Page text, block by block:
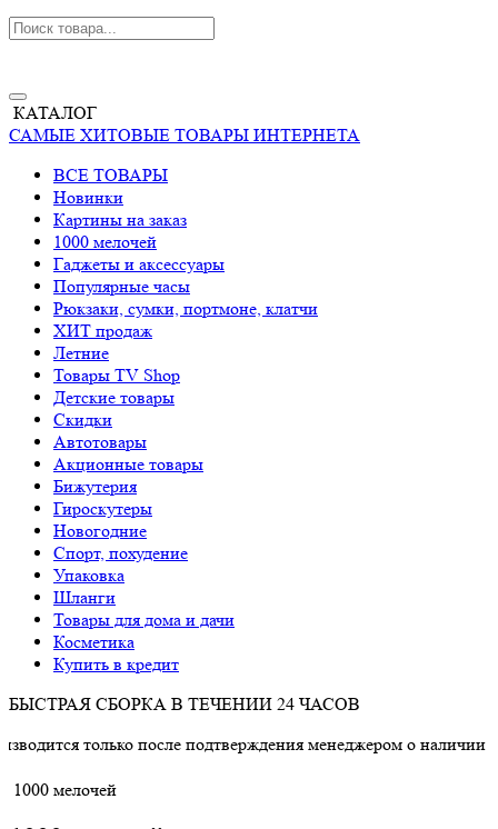
КАТАЛОГ
САМЫЕ ХИТОВЫЕ ТОВАРЫ ИНТЕРНЕТА
ВСЕ ТОВАРЫ
Новинки
Картины на заказ
1000 мелочей
Гаджеты и аксессуары
Популярные часы
Рюкзаки, сумки, портмоне, клатчи
ХИТ продаж
Летние
Товары TV Shop
Детские товары
Cкидки
Автотовары
Акционные товары
Бижутерия
Гироскутеры
Новогодние
Спорт, похудение
Упаковка
Шланги
Товары для дома и дачи
Косметика
Купить в кредит
БЫСТРАЯ СБОРКА В ТЕЧЕНИИ 24 ЧАСОВ
после подтверждения менеджером о наличии товара.
1000 мелочей